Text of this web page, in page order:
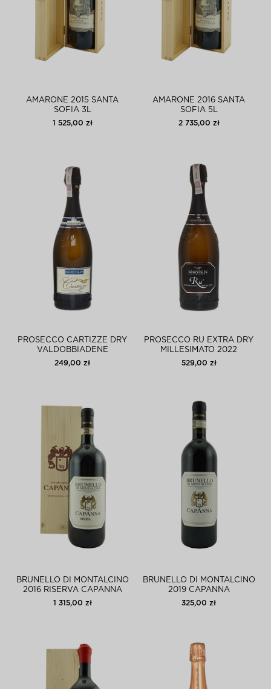
AMARONE 2015 SANTA
SOFIA 3L
1 525,00 zł
AMARONE 2016 SANTA
SOFIA 5L
2 735,00 zł
PROSECCO CARTIZZE DRY
VALDOBBIADENE
BORTOLIN MAGNUM
249,00 zł
PROSECCO RU EXTRA DRY
MILLESIMATO 2022
VALDOBBIADENE
BORTOLIN 3L
529,00 zł
BRUNELLO DI MONTALCINO
2016 RISERVA CAPANNA
MAGNUM
1 315,00 zł
BRUNELLO DI MONTALCINO
2019 CAPANNA
325,00 zł